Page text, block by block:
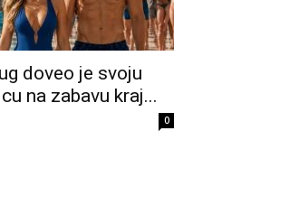
doveo je svoju
na zabavu kraj...
0